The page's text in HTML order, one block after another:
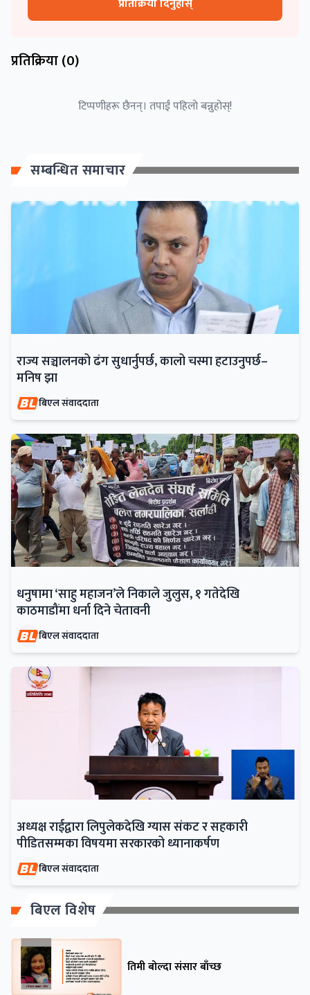
प्रतिक्रिया दिनुहोस्
प्रतिक्रिया (0)
टिप्पणीहरू छैनन्। तपाईं पहिलो बन्नुहोस्!
सम्बन्धित समाचार
राज्य सञ्चालनको ढंग सुधार्नुपर्छ, कालो चस्मा हटाउनुपर्छ–
मनिष झा
बिएल संवाददाता
धनुषामा ‘साहु महाजन’ले निकाले जुलुस, १ गतेदेखि
काठमाडौंमा धर्ना दिने चेतावनी
बिएल संवाददाता
अध्यक्ष राईद्वारा लिपुलेकदेखि ग्यास संकट र सहकारी
पीडितसम्मका विषयमा सरकारको ध्यानाकर्षण
बिएल संवाददाता
बिएल विशेष
तिमी बोल्दा संसार बाँच्छ